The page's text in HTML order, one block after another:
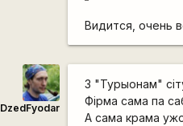
Видится, очень
DzedFyodar
З "Турыонам"
Фірма сама па
А сама крама